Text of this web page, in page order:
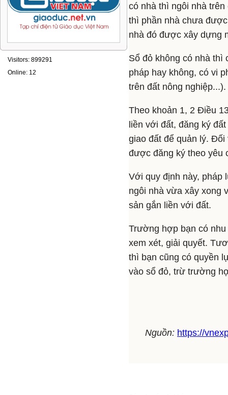
Visitors: 899291
Online: 12
có nhà thì ngôi nhà
thì phần nhà chưa
nhà đó được xây dựng
Sổ đỏ không có nhà
pháp hay không, có vi
trên đất nông nghiệp...).
Theo khoản 1, 2 Điều
liền với đất, đăng ký
giao đất để quản lý.
được đăng ký theo yêu
Với quy định này, pháp
ngôi nhà vừa xây xong
sản gắn liền với đất.
Trường hợp bạn có
xem xét, giải quyết.
thì bạn cũng có quyền
vào sổ đỏ, trừ trường
Nguồn: https://